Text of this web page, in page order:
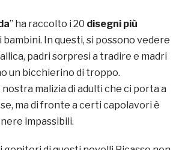
” ha raccolto i 20 disegni più
In questi, si possono vedere
padri sorpresi a tradire e madri
un bicchierino di troppo.
malizia di adulti che ci porta a
ma di fronte a certi capolavori è
impassibili.